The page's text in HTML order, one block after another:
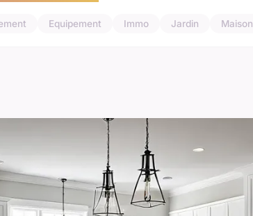
Equipement Immo Jardin Maison